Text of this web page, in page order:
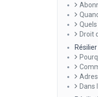
Droit
Dans